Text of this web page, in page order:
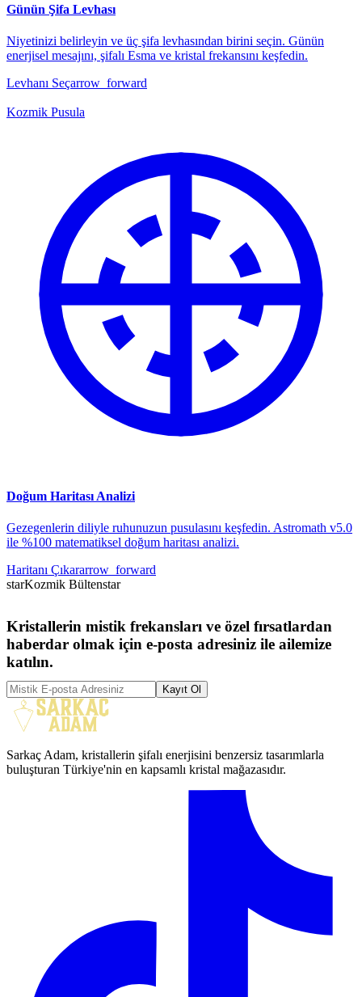
Günün Şifa Levhası
Niyetinizi belirleyin ve üç şifa levhasından birini seçin. Günün
enerjisel mesajını, şifalı Esma ve kristal frekansını keşfedin.
Levhanı Seçarrow_forward
Kozmik Pusula
Doğum Haritası Analizi
Gezegenlerin diliyle ruhunuzun pusulasını keşfedin. Astromath v5.0
ile %100 matematiksel doğum haritası analizi.
Haritanı Çıkararrow_forward
starKozmik Bültenstar
Kristallerin mistik frekansları ve özel fırsatlardan
haberdar olmak için e-posta adresiniz ile ailemize
katılın.
Kayıt Ol
Sarkaç Adam, kristallerin şifalı enerjisini benzersiz tasarımlarla
buluşturan Türkiye'nin en kapsamlı kristal mağazasıdır.